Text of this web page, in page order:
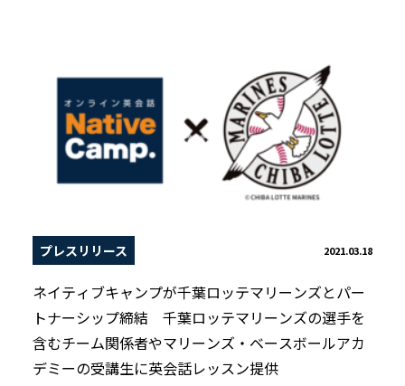
プレスリリース 2021.03.18
ネイティブキャンプが千葉ロッテマリーンズとパー
トナーシップ締結 千葉ロッテマリーンズの選手を
含むチーム関係者やマリーンズ・ベースボールアカ
デミーの受講生に英会話レッスン提供